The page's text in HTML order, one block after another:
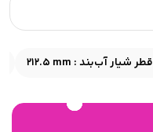
قطر شیار آب‌بند : 212.5 mm